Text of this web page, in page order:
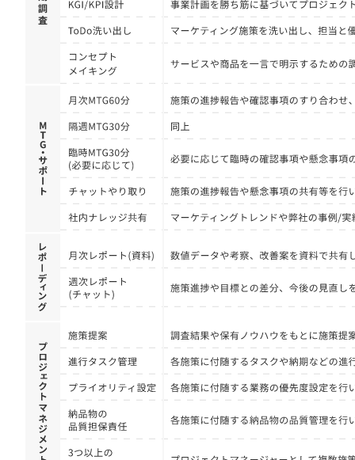
代表メッセージ（岩野圭佑）
取締役メッセージ（株本祐己）
認定パートナー
動画ディレクター
営業
インターン
マーケマネージャー
カスタマーサクセスマネージャー
常勤監査役
内部監査室長
募集要項一覧